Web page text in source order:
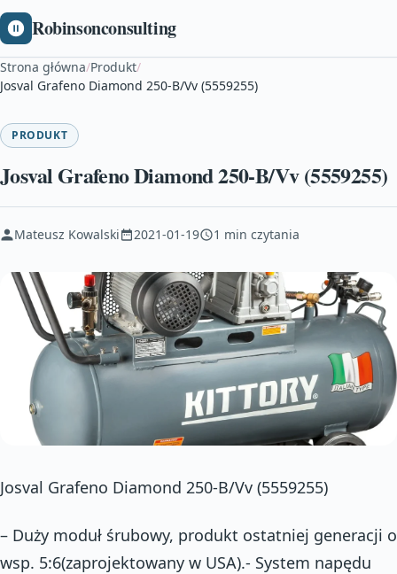
Robinsonconsulting
Strona główna/Produkt/
Josval Grafeno Diamond 250-B/Vv (5559255)
PRODUKT
Josval Grafeno Diamond 250-B/Vv (5559255)
Mateusz Kowalski 2021-01-19 1 min czytania
Josval Grafeno Diamond 250-B/Vv (5559255)
– Duży moduł śrubowy, produkt ostatniej generacji o
wsp. 5:6(zaprojektowany w USA).- System napędu